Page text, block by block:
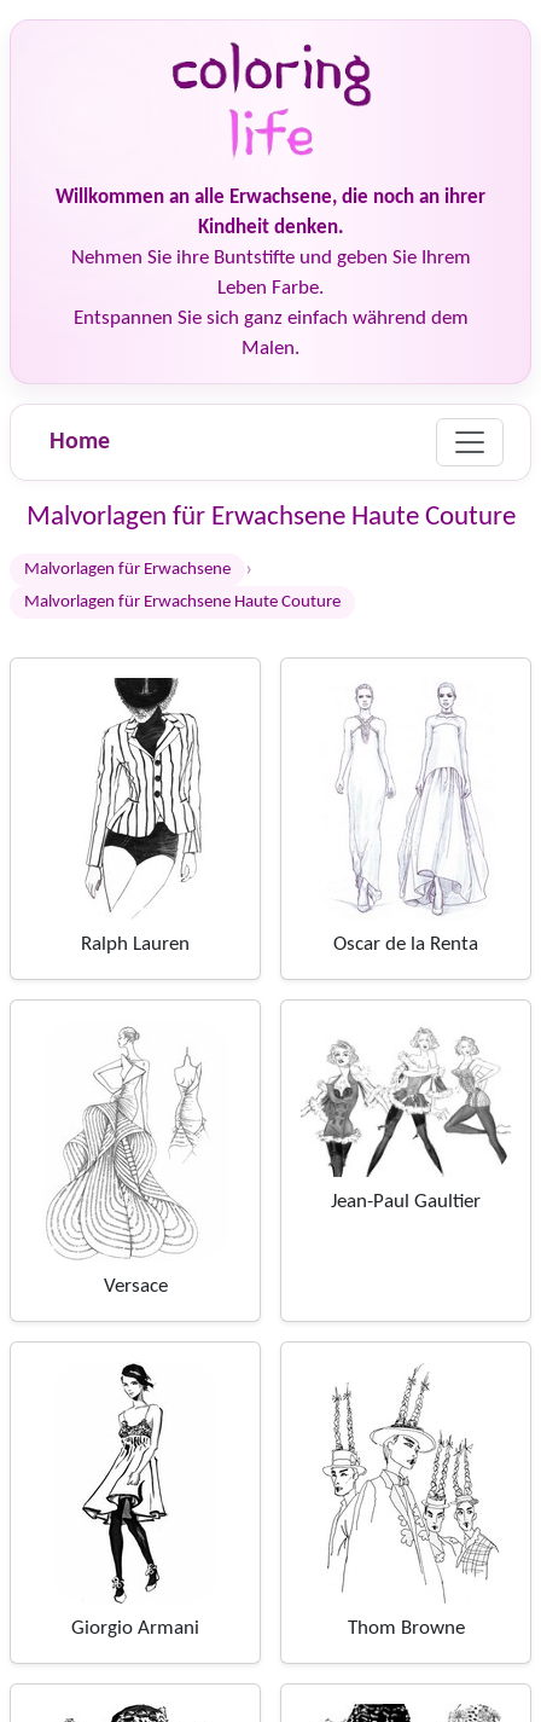
Willkommen an alle Erwachsene, die noch an ihrer
Kindheit denken.
Nehmen Sie ihre Buntstifte und geben Sie Ihrem
Leben Farbe.
Entspannen Sie sich ganz einfach während dem
Malen.
Home
Malvorlagen für Erwachsene Haute Couture
Malvorlagen für Erwachsene ›
Malvorlagen für Erwachsene Haute Couture
Ralph Lauren Oscar de la Renta
Versace
Jean-Paul Gaultier
Giorgio Armani Thom Browne